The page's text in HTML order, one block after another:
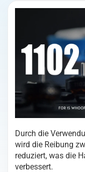
Durch die
wird die Reibung
reduziert, was die
verbessert.